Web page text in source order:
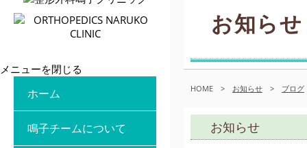
メニューを閉じる
ホーム
鳴子チームについて
お知らせ
HOME > お知らせ > ブログ
お知らせ